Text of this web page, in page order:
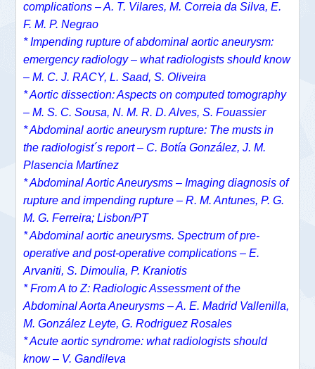
complications – A. T. Vilares, M. Correia da Silva, E.
F. M. P. Negrao
* Impending rupture of abdominal aortic aneurysm:
emergency radiology – what radiologists should know
– M. C. J. RACY, L. Saad, S. Oliveira
* Aortic dissection: Aspects on computed tomography
– M. S. C. Sousa, N. M. R. D. Alves, S. Fouassier
* Abdominal aortic aneurysm rupture: The musts in
the radiologist´s report – C. Botía González, J. M.
Plasencia Martínez
* Abdominal Aortic Aneurysms – Imaging diagnosis of
rupture and impending rupture – R. M. Antunes, P. G.
M. G. Ferreira; Lisbon/PT
* Abdominal aortic aneurysms. Spectrum of pre-
operative and post-operative complications – E.
Arvaniti, S. Dimoulia, P. Kraniotis
* From A to Z: Radiologic Assessment of the
Abdominal Aorta Aneurysms – A. E. Madrid Vallenilla,
M. González Leyte, G. Rodriguez Rosales
* Acute aortic syndrome: what radiologists should
know – V. Gandileva